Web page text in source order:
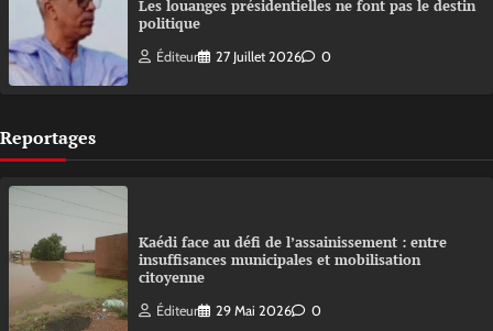
Les louanges présidentielles ne font pas le destin
politique
Éditeur 27 Juillet 2026 0
Reportages
Kaédi face au défi de l’assainissement : entre
insuffisances municipales et mobilisation
citoyenne
Éditeur 29 Mai 2026 0